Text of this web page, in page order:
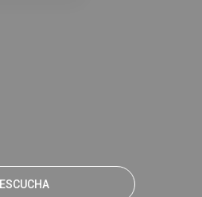
ESCUCHA